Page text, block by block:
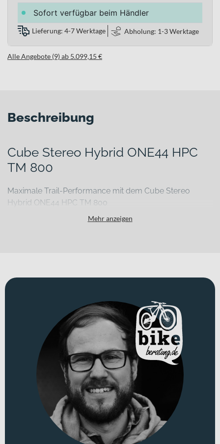
Sofort verfügbar beim Händler
Lieferung: 4-7 Werktage Abholung: 1-3 Werktage
Alle Angebote (9) ab 5.099,15 €
Beschreibung
Cube Stereo Hybrid ONE44 HPC
TM 800
Maximale Trail-Performance mit dem Cube Stereo
Hybrid ONE44 HPC TM 800
Wenn technische Trails ruppig werden und lange Anstiege deine
einem Gewicht von24.1 kgund ist für ein zulässiges
Für welche Einsätze eignet sich dieses Bike?
Dieses E-Mountainbike richtet sich an aktive Fahrerinnen und
Fahrer, die technisch anspruchsvolle Trails, lange All-Mountain-
Ausfahrten und fordernde Geländeabschnitte lieben. Als E-MTB
Fully bietet es dir die nötige Federungsperformance für
anspruchsvolle Abfahrten und die Motorunterstützung für
kräftezehrende Anstiege. Du fährst das Bike mit Laufrädern in 27,5
und 29 Zoll. Optisch setzt du Akzente in „reedgreen´n´matrix“.
Technisches Konzept und Systemintegration
An der Front arbeitet eineFox 36 Float Performance GRIP
150 mmFederweg, Tapered-Steuerrohr und
Mehr anzeigen